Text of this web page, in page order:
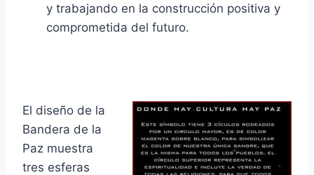
y trabajando en la construcción positiva y
comprometida del futuro.
El diseño de la
Bandera de la
Paz muestra
tres esferas